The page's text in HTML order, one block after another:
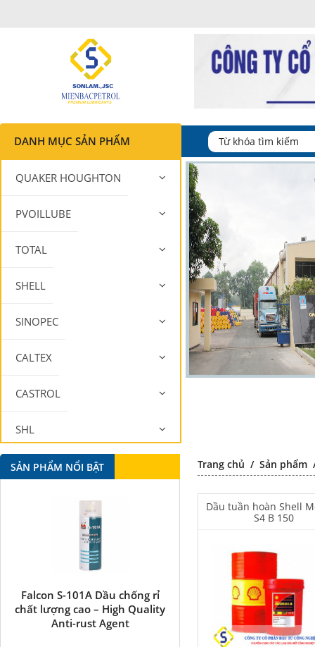
DANH MỤC SẢN PHẨM
QUAKER HOUGHTON
PVOILLUBE
TOTAL
SHELL
SINOPEC
CALTEX
CASTROL
SHL
MOBIL Trang chủ /Sản phẩm
Dầu tuần hoàn Shell
S4 B 150
SẢN PHẨM NỔI BẬT
Falcon S-101A Dầu chống rỉ
chất lượng cao – High Quality
Anti-rust Agent
Falcon S-350 Chất chống
bôi trơn đa năng –
Multipurpose
antirust agent